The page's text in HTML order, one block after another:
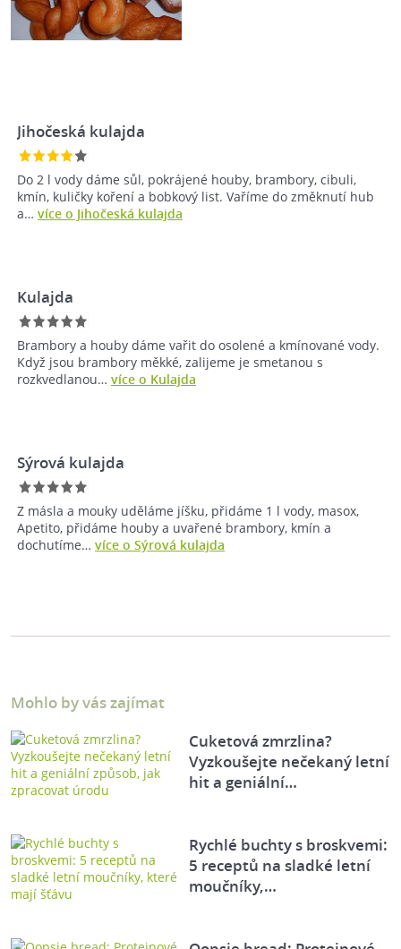
Jihočeská kulajda
Do 2 l vody dáme sůl, pokrájené houby, brambory, cibuli,
kmín, kuličky koření a bobkový list. Vaříme do změknutí hub
a… více o Jihočeská kulajda
Kulajda
Brambory a houby dáme vařit do osolené a kmínované vody.
Když jsou brambory měkké, zalijeme je smetanou s
rozkvedlanou… více o Kulajda
Sýrová kulajda
Z másla a mouky uděláme jíšku, přidáme 1 l vody, masox,
Apetito, přidáme houby a uvařené brambory, kmín a
dochutíme… více o Sýrová kulajda
Mohlo by vás zajímat
Cuketová zmrzlina?
Vyzkoušejte nečekaný letní
hit a geniální…
Rychlé buchty s broskvemi:
5 receptů na sladké letní
moučníky,…